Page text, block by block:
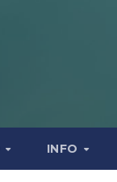
INFO